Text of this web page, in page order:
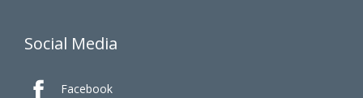
Social Media
 Facebook